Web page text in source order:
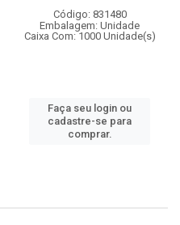
Código: 831480
Embalagem: Unidade
Caixa Com: 1000 Unidade(s)
Faça seu login ou
cadastre-se para
comprar.